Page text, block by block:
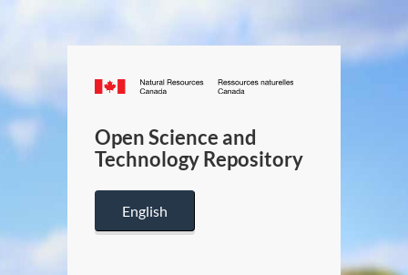
Canada.ca
/
Canada
Open Science and
Technology Repository
English